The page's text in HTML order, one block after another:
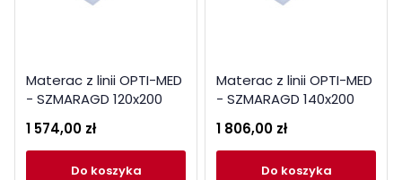
Materac z linii OPTI-MED
- SZMARAGD 120x200
1 574,00 zł
do koszyka
Materac z linii OPTI-MED
- SZMARAGD 140x200
1 806,00 zł
do koszyka